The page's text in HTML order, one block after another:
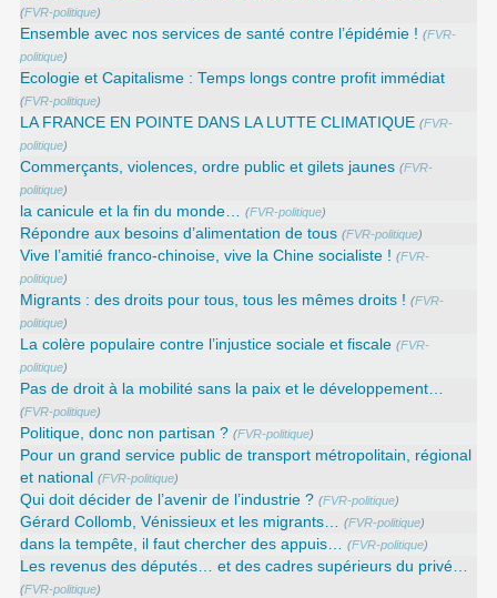
(FVR-politique)
Ensemble avec nos services de santé contre l’épidémie ! (FVR-
politique)
Ecologie et Capitalisme : Temps longs contre profit immédiat
(FVR-politique)
LA FRANCE EN POINTE DANS LA LUTTE CLIMATIQUE (FVR-
politique)
Commerçants, violences, ordre public et gilets jaunes (FVR-
politique)
la canicule et la fin du monde… (FVR-politique)
Répondre aux besoins d’alimentation de tous (FVR-politique)
Vive l’amitié franco-chinoise, vive la Chine socialiste ! (FVR-
politique)
Migrants : des droits pour tous, tous les mêmes droits ! (FVR-
politique)
La colère populaire contre l’injustice sociale et fiscale (FVR-
politique)
Pas de droit à la mobilité sans la paix et le développement…
(FVR-politique)
Politique, donc non partisan ? (FVR-politique)
Pour un grand service public de transport métropolitain, régional
et national
(FVR-politique)
Qui doit décider de l’avenir de l’industrie ? (FVR-politique)
Gérard Collomb, Vénissieux et les migrants… (FVR-politique)
dans la tempête, il faut chercher des appuis… (FVR-politique)
Les revenus des députés… et des cadres supérieurs du privé…
(FVR-politique)